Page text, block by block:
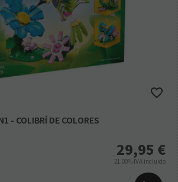
- COLIBRÍ DE COLORES
29,95 €
21.00% IVA incluido